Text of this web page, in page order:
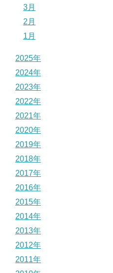
3月
2月
1月
2025年
2024年
2023年
2022年
2021年
2020年
2019年
2018年
2017年
2016年
2015年
2014年
2013年
2012年
2011年